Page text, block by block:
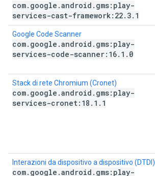
com. google .android . gms:play-
services-cast-framework:22. 3. 1
Google Code Scanner
com. google .android . gms:play-
services-code-scanner:16. 1 . 0
Stack di rete Chromium (Cronet)
com. google .android . gms:play-
services-cronet:18 . 1 . 1
Interazioni da dispositivo a dispositivo (DTDI)
com. google .android . gms:play-